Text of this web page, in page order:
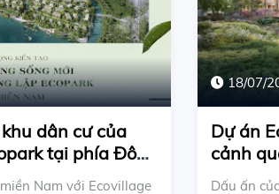
dân cư của
tại phía Đông
Nam với Ecovillage
18/07/
Dự án
cảnh
Dấu ấn